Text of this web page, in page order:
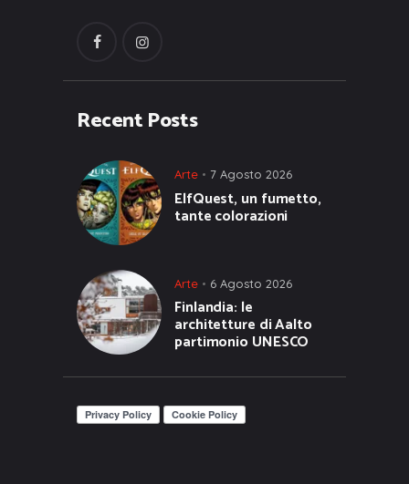
Recent Posts
Arte 7 Agosto 2026
ElfQuest, un fumetto,
tante colorazioni
Arte 6 Agosto 2026
Finlandia: le
architetture di Aalto
partimonio UNESCO